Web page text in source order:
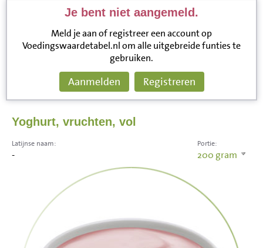
Je bent niet aangemeld.
Meld je aan of registreer een account op
Voedingswaardetabel.nl om alle uitgebreide funties te
gebruiken.
Aanmelden Registreren
Yoghurt, vruchten, vol
Portie:
200 gram
Latijnse naam:
-